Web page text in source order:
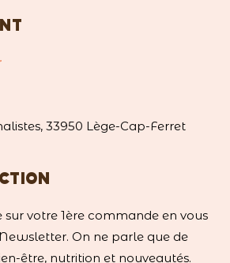
33950 Lège-Cap-Ferret
votre 1ère commande en vous
On ne parle que de
être, nutrition et nouveautés.